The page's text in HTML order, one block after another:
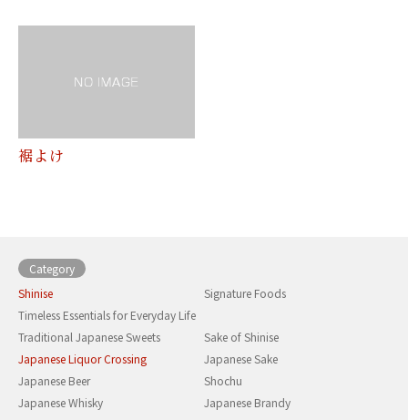
裾よけ
Category
Shinise
Signature Foods
Timeless Essentials for Everyday Life
Traditional Japanese Sweets
Sake of Shinise
Japanese Liquor Crossing
Japanese Sake
Japanese Beer
Shochu
Japanese Whisky
Japanese Brandy